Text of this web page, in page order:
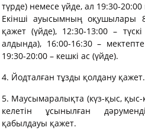
түрде) немесе үйде, ал 19:30-20:00
Екінші ауысымның оқушылары
қажет (үйде), 12:30-13:00 –
алдында), 16:00-16:30 –
19:30-20:00 – кешкі ас (үйде).
4. Йодталған тұзды қолдану қажет.
5. Маусымаралықта (күз-қыс, қыс-
келетін ұсынылған
қабылдауы қажет.